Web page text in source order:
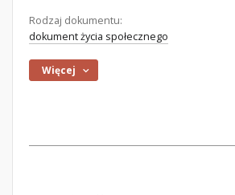
Rodzaj dokumentu:
dokument życia społecznego
Więcej